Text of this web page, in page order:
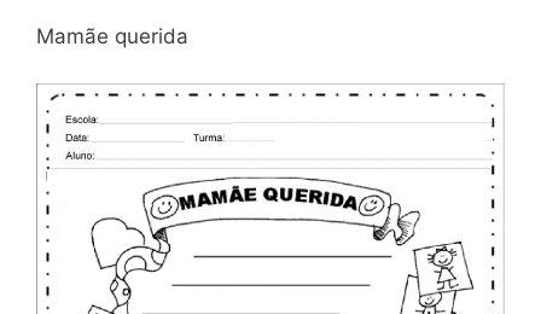
Mamãe querida